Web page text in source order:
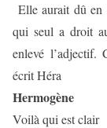
Elle aurait dû
qui seul a droit
enlevé l’adjectif.
écrit Héra
Hermogène
Voilà qui est clair